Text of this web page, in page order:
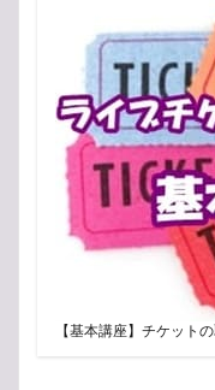
【基本講座】チケット